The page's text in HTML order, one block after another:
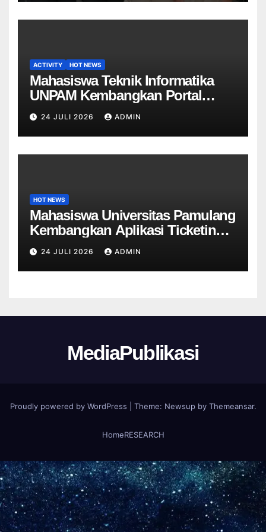
ACTIVITY HOT NEWS
Mahasiswa Teknik Informatika
UNPAM Kembangkan Portal
Informasi Sekolah Berbasis Web
untuk SDN Curug 4
24 JULI 2026 ADMIN
HOT NEWS
Mahasiswa Universitas Pamulang
Kembangkan Aplikasi Ticketing
Helpdesk untuk Divisi Sapras
Universitas Tangerang raya
24 JULI 2026 ADMIN
MediaPublikasi
Proudly powered by WordPress Theme: Newsupby Themeansar.
HomeRESEARCH